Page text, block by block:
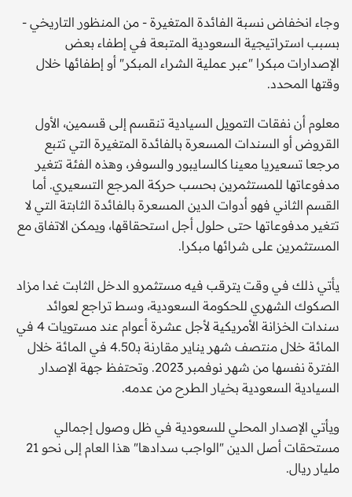
وجاء انخفاض نسبة الفائدة المتغيرة - من المنظور التاريخي -
بسبب استراتيجية السعودية المتبعة في إطفاء بعض
الإصدارات مبكرا "عبر عملية الشراء المبكر" أو إطفائها خلال
وقتها المحدد.
معلوم أن نفقات التمويل السيادية تنقسم إلى قسمين، الأول
القروض أو السندات المسعرة بالفائدة المتغيرة التي تتبع
مرجعا تسعيريا معينا كالسايبور والسوفر، وهذه الفئة تتغير
مدفوعاتها للمستثمرين بحسب حركة المرجع التسعيري. أما
القسم الثاني فهو أدوات الدين المسعرة بالفائدة الثابتة التي لا
تتغير مدفوعاتها حتى حلول أجل استحقاقها، ويمكن الاتفاق مع
المستثمرين على شرائها مبكرا.
يأتي ذلك في وقت يترقب فيه مستثمرو الدخل الثابت غدا مزاد
الصكوك الشهري للحكومة السعودية، وسط تراجع لعوائد
سندات الخزانة الأمريكية لأجل عشرة أعوام عند مستويات 4 في
المائة خلال منتصف شهر يناير مقارنة بـ4.50 في المائة خلال
الفترة نفسها من شهر نوفمبر 2023. وتحتفظ جهة الإصدار
السيادية السعودية بخيار الطرح من عدمه.
ويأتي الإصدار المحلي للسعودية في ظل وصول إجمالي
مستحقات أصل الدين "الواجب سدادها" هذا العام إلى نحو 21
مليار ريال.